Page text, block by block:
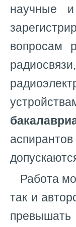
научные и
вопросам
Работа
так и